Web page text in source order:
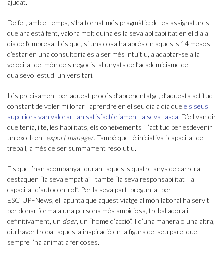
ajudat.
De fet, amb el temps, s’ha tornat més pragmàtic: de les assignatures
que ara està fent, valora molt quina és la seva aplicabilitat en el dia a
dia de l’empresa. I és que, si una cosa ha après en aquests 14 mesos
d’estar en una consultoria és a ser més intuïtiu, a adaptar-se a la
velocitat del món dels negocis, allunyats de l’academicisme de
qualsevol estudi universitari.
I és precisament per aquest procés d’aprenentatge, d’aquesta actitud
constant de voler millorar i aprendre en el seu dia a dia que els seus
superiors van valorar tan satisfactòriament la seva tasca. D’ell van dir
que tenia, i té, les habilitats, els coneixements i l’actitud per esdevenir
un excel·lent export manager. També que té iniciativa i capacitat de
treball, a més de ser summament resolutiu.
Els que l’han acompanyat durant aquests quatre anys de carrera
destaquen “la seva empatia” i també “la seva responsabilitat i la
capacitat d’autocontrol”. Per la seva part, preguntat per
ESCIUPFNews, ell apunta que aquest viatge al món laboral ha servit
per donar forma a una persona més ambiciosa, treballadora i,
definitivament, un doer, un “home d’acció”. I d’una manera o una altra,
diu haver trobat aquesta inspiració en la figura del seu pare, que
sempre l’ha animat a fer coses.